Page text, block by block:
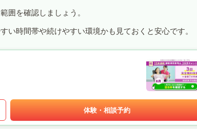
囲を確認しましょう。
い時間帯や続けやすい環境かも見ておくと安心です。
体験・相談予約